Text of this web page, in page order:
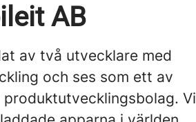
AB
av två utvecklare med
och ses som ett av
Vi